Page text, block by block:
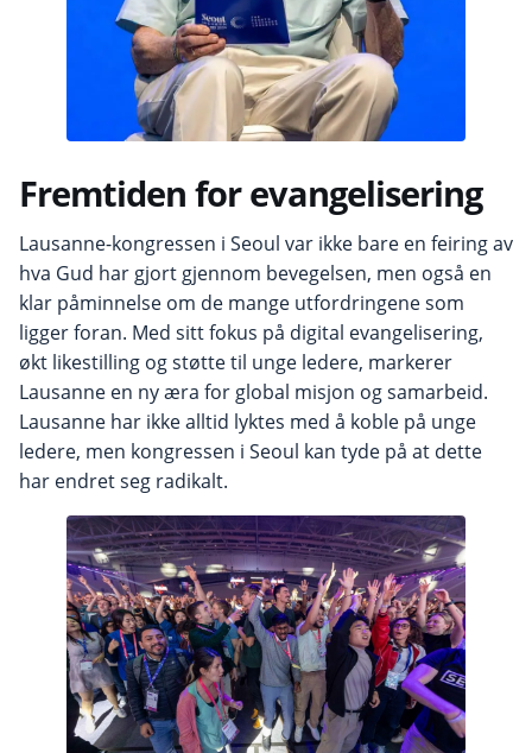
Fremtiden for evangelisering
Lausanne-kongressen i Seoul var ikke bare en feiring av
hva Gud har gjort gjennom bevegelsen, men også en
klar påminnelse om de mange utfordringene som
ligger foran. Med sitt fokus på digital evangelisering,
økt likestilling og støtte til unge ledere, markerer
Lausanne en ny æra for global misjon og samarbeid.
Lausanne har ikke alltid lyktes med å koble på unge
ledere, men kongressen i Seoul kan tyde på at dette
har endret seg radikalt.